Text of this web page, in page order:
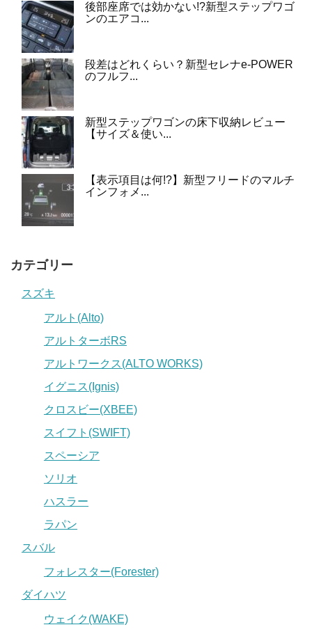
後部座席では効かない!?新型ステップワゴ
ンのエアコ...
段差はどれくらい？新型セレナe-POWER
のフルフ...
新型ステップワゴンの床下収納レビュー
【サイズ＆使い...
【表示項目は何!?】新型フリードのマルチ
インフォメ...
カテゴリー
スズキ
アルト(Alto)
アルトターボRS
アルトワークス(ALTO WORKS)
イグニス(Ignis)
クロスビー(XBEE)
スイフト(SWIFT)
スペーシア
ソリオ
ハスラー
ラパン
スバル
フォレスター(Forester)
ダイハツ
ウェイク(WAKE)